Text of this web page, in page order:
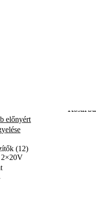
Kosárba
előnyért
(12)
2×20V